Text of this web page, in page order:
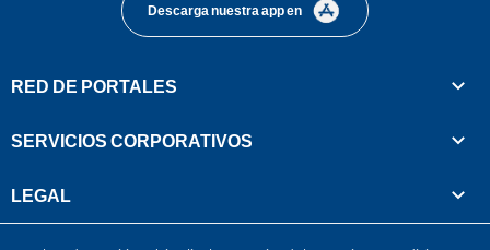
Descarga nuestra app en
RED DE PORTALES
SERVICIOS CORPORATIVOS
LEGAL